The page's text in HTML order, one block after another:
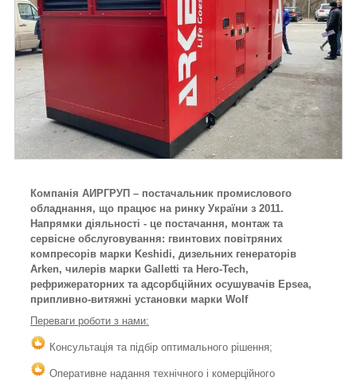
Компанія АИРГРУП – постачальник промислового
обладнання, що працює на ринку України з 2011.
Напрямки діяльності - це постачання, монтаж та
сервісне обслуговування: гвинтових повітряних
компресорів марки Keshidi, дизельних генераторів
Arken, чилерів марки Galletti та Hero-Tech,
рефрижераторних та адсорбційних осушувачів Epsea,
припливно-витяжні установки марки Wolf
Переваги роботи з нами:
Консультація та підбір оптимального рішення;
Оперативне надання технічного і комерційного